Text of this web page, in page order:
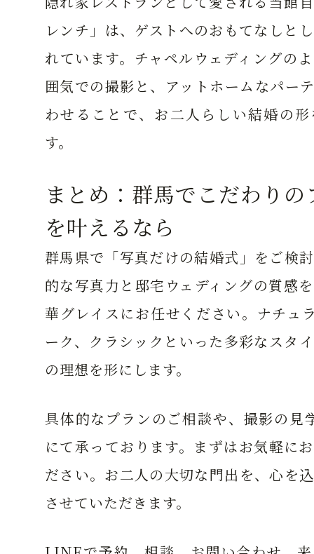
レンチ」は、ゲストへのおもてなしと
れています。チャペルウェディングの
囲気での撮影と、アットホームなパー
わせることで、お二人らしい結婚の
す。
まとめ：群馬でこだわりの
を叶えるなら
群馬県で「写真だけの結婚式」をご検
的な写真力と邸宅ウェディングの質感
華グレイスにお任せください。ナチュ
ーク、クラシックといった多彩なスタ
の理想を形にします。
具体的なプランのご相談や、撮影の見
にて承っております。まずはお気軽に
ださい。お二人の大切な門出を、心を
させていただきます。